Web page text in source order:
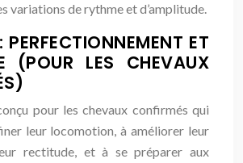
variations de rythme et d’amplitude.
ET
(POUR LES CHEVAUX
pour les chevaux confirmés qui
leur locomotion, à améliorer leur
rectitude, et à se préparer aux